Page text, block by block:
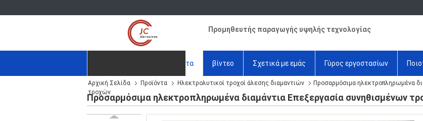
Προμηθευτής παραγωγής υψηλής τεχνολογίας
Προϊόντα βίντεο Σχετικά με εμάς Γύρος εργοστασίων
Ζητήστε ένα απόσπασμα
Αρχική Σελίδα Προϊόντα Ηλεκτρολυτικοί τροχοί άλεσης διαμαντιών
Προσαρμόσιμα ηλεκτροπληρωμένα
τροχών
Προσαρμόσιμα ηλεκτροπληρωμένα διαμάντια Επεξεργασία συνηθισμένων